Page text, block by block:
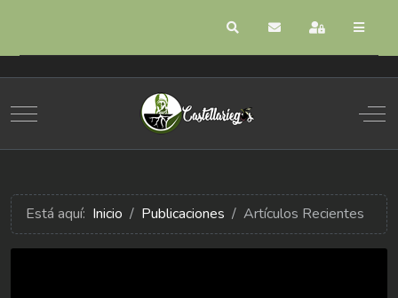
BuscarSuscribirse a las
Registrarse
Mobile Menu Toggle
Está aquí: Inicio Publicaciones Artículos Recientes